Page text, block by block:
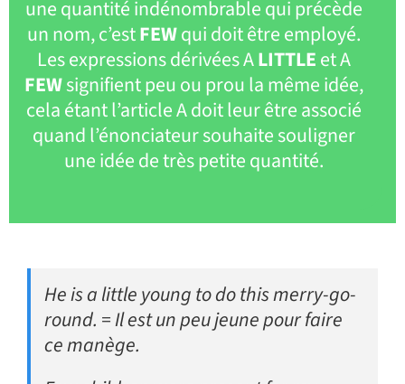
une quantité indénombrable qui précède
un nom, c’estFEWqui doit être employé.
Les expressions dérivées ALITTLEet A
FEWsignifient peu ou prou la même idée,
cela étant l’article A doit leur être associé
quand l’énonciateur souhaite souligner
une idée de très petite quantité.
He is a little young to do this merry-go-
round. = Il est un peu jeune pour faire
ce manège.